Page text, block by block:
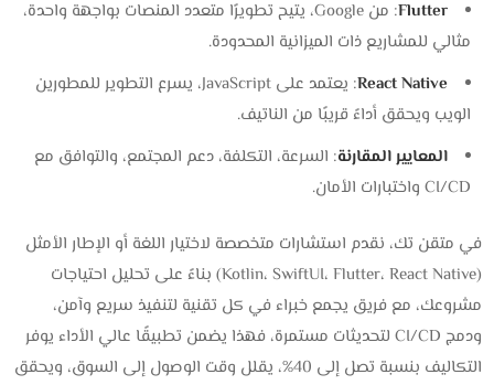
Flutter
: من Google، يتيح تطويرًا متعدد المنصات بواجهة واحدة،
مثالي للمشاريع ذات الميزانية المحدودة.
React Native
: يعتمد على JavaScript، يسرع التطوير للمطورين
الويب ويحقق أداءً قريبًا من الناتيف.
المعايير المقارنة: السرعة، التكلفة، دعم المجتمع، والتوافق مع
CI/CD واختبارات الأمان.
في متقن تك، نقدم استشارات متخصصة لاختيار اللغة أو الإطار الأمثل
(Kotlin، SwiftUI، Flutter، React Native) بناءً على تحليل احتياجات
مشروعك، مع فريق يجمع خبراء في كل تقنية لتنفيذ سريع وآمن،
ودمج CI/CD لتحديثات مستمرة، فهذا يضمن تطبيقًا عالي الأداء يوفر
التكاليف بنسبة تصل إلى 40%، يقلل وقت الوصول إلى السوق، ويحقق